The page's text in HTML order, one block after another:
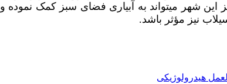
شهر می­تواند به آبیاری فضای سبز کمک نموده و
نیز مؤثر باشد.
هیدرولوژیکی